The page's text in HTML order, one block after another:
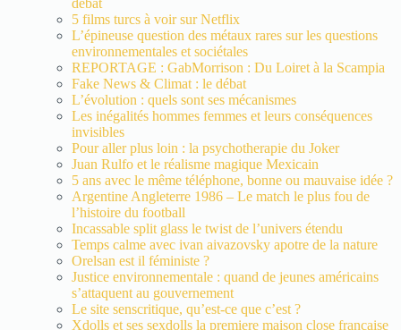
5 films turcs à voir sur Netflix
L’épineuse question des métaux rares sur les questions
environnementales et sociétales
REPORTAGE : GabMorrison : Du Loiret à la Scampia
Fake News & Climat : le débat
L’évolution : quels sont ses mécanismes
Les inégalités hommes femmes et leurs conséquences
invisibles
Pour aller plus loin : la psychotherapie du Joker
Juan Rulfo et le réalisme magique Mexicain
5 ans avec le même téléphone, bonne ou mauvaise idée ?
Argentine Angleterre 1986 – Le match le plus fou de
l’histoire du football
Incassable split glass le twist de l’univers étendu
Temps calme avec ivan aivazovsky apotre de la nature
Orelsan est il féministe ?
Justice environnementale : quand de jeunes américains
s’attaquent au gouvernement
Le site senscritique, qu’est-ce que c’est ?
Xdolls et ses sexdolls la premiere maison close francaise